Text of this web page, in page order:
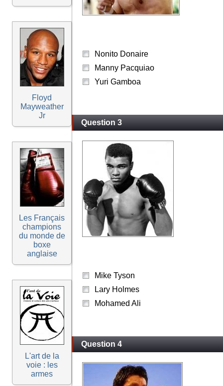
Floyd
Mayweather
Jr
Les Français
champions
du monde de
boxe
anglaise
L'art de la
voie : les
armes
Nonito Donaire
Manny Pacquiao
Yuri Gamboa
Question 3
Mike Tyson
Lary Holmes
Mohamed Ali
Question 4